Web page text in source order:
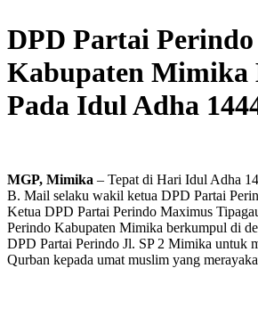
DPD Partai Perindo
Kabupaten Mimika
Pada Idul Adha
MGP, Mimika – Tepat di Hari Idul Adha
B. Mail selaku wakil ketua DPD Partai
Ketua DPD Partai Perindo Maximus
Perindo Kabupaten Mimika berkumpul di
DPD Partai Perindo Jl. SP 2 Mimika untuk
Qurban kepada umat muslim yang